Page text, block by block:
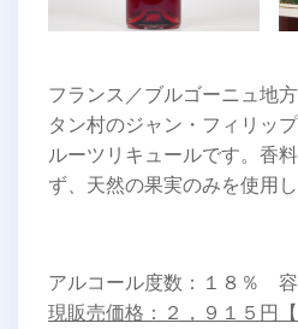
フランス／ブルゴーニュ地
タン村のジャン・フィリッ
ルーツリキュールです。香
ず、天然の果実のみを使用し
アルコール度数：１８％ 容
現販売価格：２，９１５円【